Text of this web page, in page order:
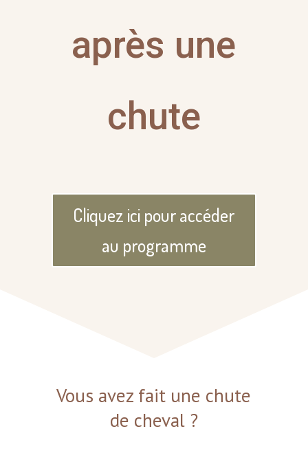
après une
chute
Cliquez ici pour accéder
au programme
Vous avez fait une chute
de cheval ?